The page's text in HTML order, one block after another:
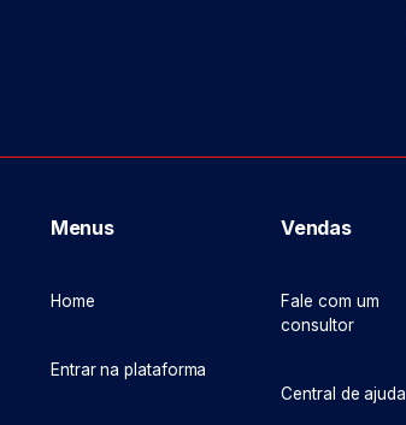
Menus
Home
Entrar na plataforma
Vendas
Fale com um
consultor
Central de ajuda